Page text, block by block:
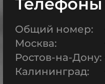
Общий номер:
Москва:
Ростов-на-Дону:
Калининград: